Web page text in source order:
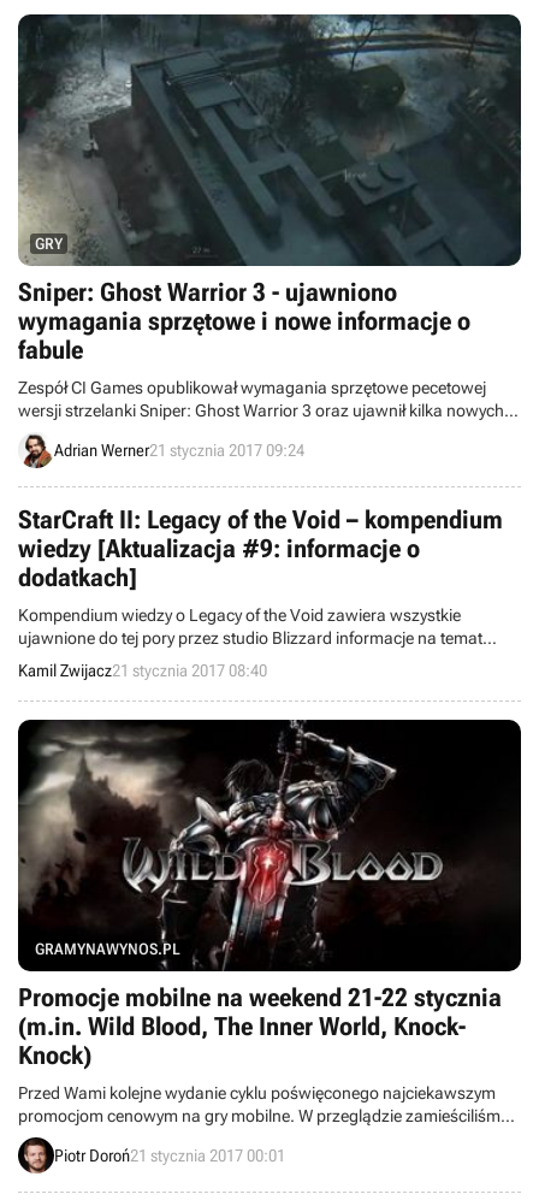
GRY
Sniper: Ghost Warrior 3 - ujawniono
wymagania sprzętowe i nowe informacje o
fabule
Zespół CI Games opublikował wymagania sprzętowe pecetowej
wersji strzelanki Sniper: Ghost Warrior 3 oraz ujawnił kilka nowych
konkretów odnośnie fabuły gry.
Adrian Werner21 stycznia 2017 09:24
StarCraft II: Legacy of the Void – kompendium
wiedzy [Aktualizacja #9: informacje o
dodatkach]
Kompendium wiedzy o Legacy of the Void zawiera wszystkie
ujawnione do tej pory przez studio Blizzard informacje na temat
finalnej części trylogii w ramach StarCraft II. Znajdziecie tu m.in.
ogólny zarys linii fabularnej, opisy dodatkowych jednostek, a także
kilku innych nowości.
Kamil Zwijacz21 stycznia 2017 08:40
GRAMYNAWYNOS.PL
Promocje mobilne na weekend 21-22 stycznia
(m.in. Wild Blood, The Inner World, Knock-
Knock)
Przed Wami kolejne wydanie cyklu poświęconego najciekawszym
promocjom cenowym na gry mobilne. W przeglądzie zamieściliśmy
informacje o przecenach takich pozycji jak seria Wild Blood, The
Inner World, Knock-Knock i The Detail.
Piotr Doroń21 stycznia 2017 00:01